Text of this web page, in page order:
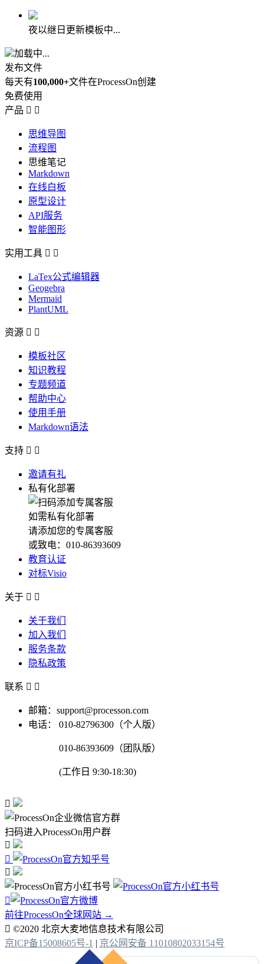
夜以继日更新模板中...
加载中...
发布文件
每天有100,000+文件在ProcessOn创建
免费使用
产品  
思维导图
流程图
思维笔记
Markdown
在线白板
原型设计
API服务
智能图形
实用工具  
LaTex公式编辑器
Geogebra
Mermaid
PlantUML
资源  
模板社区
知识教程
专题频道
帮助中心
使用手册
Markdown语法
支持  
邀请有礼
私有化部署
如需私有化部署
请添加您的专属客服
或致电：010-86393609
教育认证
对标Visio
关于  
关于我们
加入我们
服务条款
隐私政策
联系  
邮箱：support@processon.com
电话：
010-82796300（个人版）
010-86393609（团队版）
(工作日 9:30-18:30)

扫码进入ProcessOn用户群




前往ProcessOn全球网站 →
 ©2020 北京大麦地信息技术有限公司
京ICP备15008605号-1 | 京公网安备 11010802033154号